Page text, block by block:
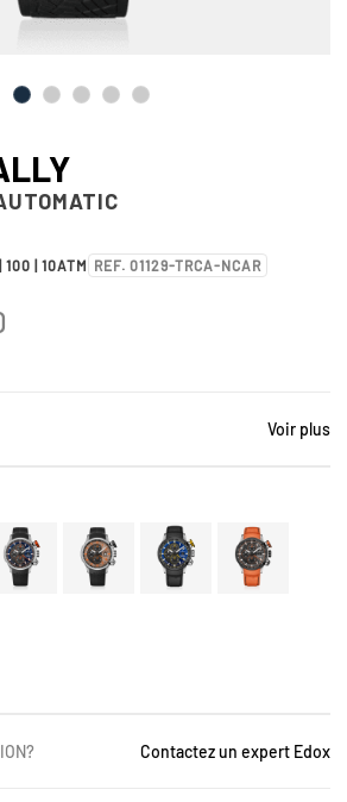
| 10ATM REF. 01129-TRCA-NCAR
Voir plus
Contactez un expert Edox